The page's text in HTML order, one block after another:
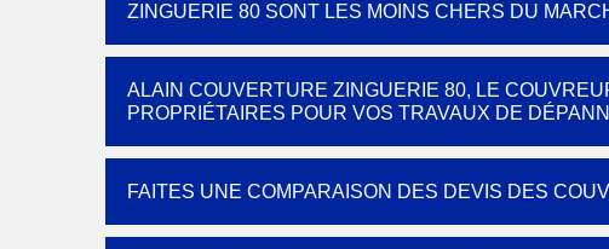
ZINGUERIE 80 SONT LES MOINS CHERS DU
ALAIN COUVERTURE ZINGUERIE 80, LE
PROPRIÉTAIRES POUR VOS TRAVAUX DE
FAITES UNE COMPARAISON DES DEVIS DES